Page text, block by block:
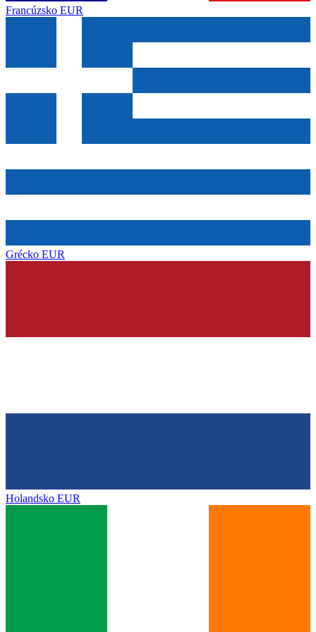
Francúzsko EUR
Grécko EUR
Holandsko EUR